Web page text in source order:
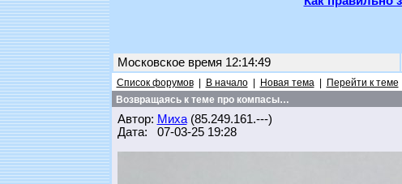
Московское время 12:14:49
Список форумов| В начало| Новая тема| Перейти к теме
Возвращаясь к теме про компасы…
Автор: Миха(85.249.161.---)
Дата: 07-03-25 19:28